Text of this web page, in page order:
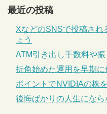
最近の投稿
XなどのSNSで投稿され
ょう
ATM引き出し手数料や
折角始めた運用を早期に
ポイントでNVIDIAの株
後悔ばかりの人生になら